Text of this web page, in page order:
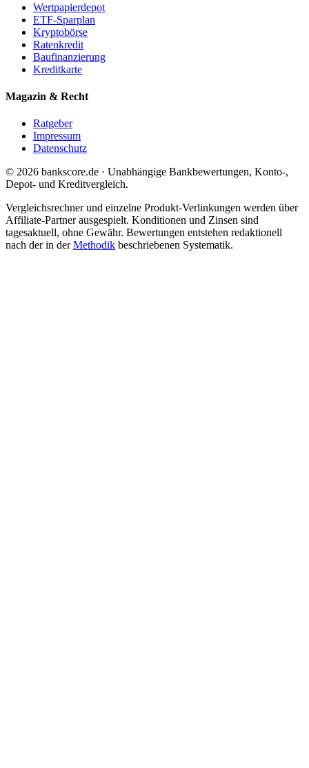
Wertpapierdepot
ETF-Sparplan
Kryptobörse
Ratenkredit
Baufinanzierung
Kreditkarte
Magazin & Recht
Ratgeber
Impressum
Datenschutz
© 2026 bankscore.de · Unabhängige Bankbewertungen, Konto-,
Depot- und Kreditvergleich.
Vergleichsrechner und einzelne Produkt-Verlinkungen werden über
Affiliate-Partner ausgespielt. Konditionen und Zinsen sind
tagesaktuell, ohne Gewähr. Bewertungen entstehen redaktionell
nach der in derMethodik beschriebenen Systematik.